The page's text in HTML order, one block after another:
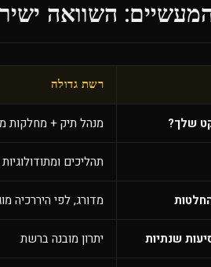
השוואה
רשת גדולה
שלך? מנהל תיק + מחלקות
תהליכים
מדורג, לפי היררכיה
שנתיות יתרון מובנה ברשת